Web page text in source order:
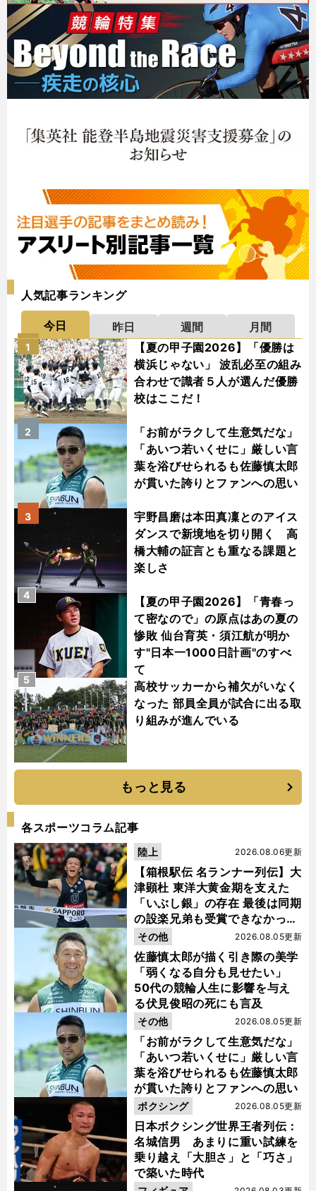
人気記事ランキング
今日 昨日 週間
月間
【夏の甲子園2026】「優勝は
横浜じゃない」 波乱必至の組み
合わせで識者５人が選んだ優勝
校はここだ！
1
「お前がラクして生意気だな」
「あいつ若いくせに」厳しい言
葉を浴びせられるも佐藤慎太郎
が貫いた誇りとファンへの思い
2
宇野昌磨は本田真凜とのアイス
ダンスで新境地を切り開く 高
橋大輔の証言とも重なる課題と
楽しさ
3
【夏の甲子園2026】「青春っ
て密なので」の原点はあの夏の
惨敗 仙台育英・須江航が明か
す"日本一1000日計画"のすべ
て
4
高校サッカーから補欠がいなく
なった 部員全員が試合に出る取
り組みが進んでいる
5
もっと見る
各スポーツコラム記事
【箱根駅伝 名ランナー列伝】大
津顕杜 東洋大黄金期を支えた
「いぶし銀」の存在 最後は同期
の設楽兄弟も受賞できなかった
金栗杯に輝く
2026.08.06更新
陸上
佐藤慎太郎が描く引き際の美学
「弱くなる自分も見せたい」
50代の競輪人生に影響を与え
る伏見俊昭の死にも言及
2026.08.05更新
その他
「お前がラクして生意気だな」
「あいつ若いくせに」厳しい言
葉を浴びせられるも佐藤慎太郎
が貫いた誇りとファンへの思い
2026.08.05更新
その他
日本ボクシング世界王者列伝：
名城信男 あまりに重い試練を
乗り越え「大胆さ」と「巧さ」
で築いた時代
2026.08.05更新
ボクシング